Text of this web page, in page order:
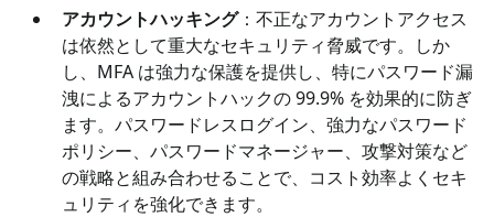
アカウントハッキング：不正なアカウントアクセス
は依然として重大なセキュリティ脅威です。しか
し、MFA は強力な保護を提供し、特にパスワード漏
洩によるアカウントハックの 99.9% を効果的に防ぎ
ます。パスワードレスログイン、強力なパスワード
ポリシー、パスワードマネージャー、攻撃対策など
の戦略と組み合わせることで、コスト効率よくセキ
ュリティを強化できます。